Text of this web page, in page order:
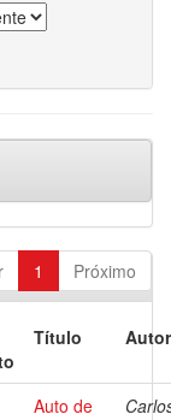
1 Próximo
Título
Auto de